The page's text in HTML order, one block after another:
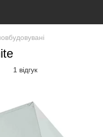
1 відгук